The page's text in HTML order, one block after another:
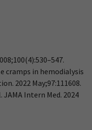
cramps in hemodialysis
2022 May;97:111608.
Intern Med. 2024